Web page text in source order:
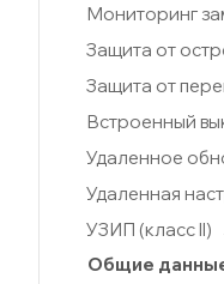
Мониторинг
Защита от
Защита от
Встроенный
Удаленное
Удаленная
УЗИП (класс II)
Общие